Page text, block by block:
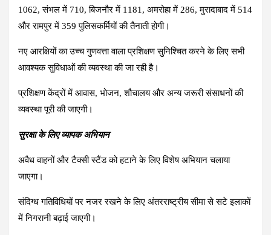
1062, संभल में 710, बिजनौर में 1181, अमरोहा में 286, मुरादाबाद में 514
और रामपुर में 359 पुलिसकर्मियों की तैनाती होगी।
नए आरक्षियों का उच्च गुणवत्ता वाला प्रशिक्षण सुनिश्चित करने के लिए सभी
आवश्यक सुविधाओं की व्यवस्था की जा रही है।
प्रशिक्षण केंद्रों में आवास, भोजन, शौचालय और अन्य जरूरी संसाधनों की
व्यवस्था पूरी की जाएगी।
सुरक्षा के लिए व्यापक अभियान
अवैध वाहनों और टैक्सी स्टैंड को हटाने के लिए विशेष अभियान चलाया
जाएगा।
संदिग्ध गतिविधियों पर नजर रखने के लिए अंतरराष्ट्रीय सीमा से सटे इलाकों
में निगरानी बढ़ाई जाएगी।